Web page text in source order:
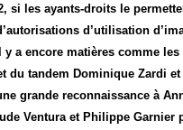
si les ayants-droits le
d’utilisation
a encore matières comme
du tandem Dominique Zardi et
grande reconnaissance à
Ventura et Philippe Garnier